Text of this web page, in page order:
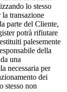
lo stesso
transazione
parte del Cliente,
potrà rifiutare
palesemente
della
una
necessaria per
dei
stesso non